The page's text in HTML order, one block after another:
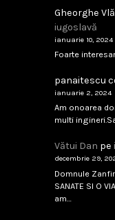
Analfabetism Strategic
IAR-99 SM –
februarie 8, 2026
Gheorghe
iugoslavă
ianuarie 10, 2024
Foarte
panaitescu
ianuarie 2, 2024
Am onoarea
multi ingineri.Sa
Vătui Dan pe
decembrie 29,
Domnule
SANATE SI O
am…